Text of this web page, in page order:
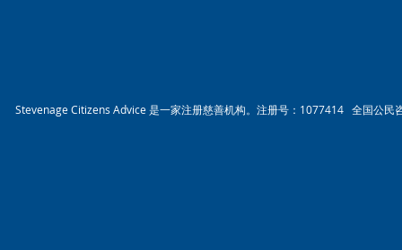
Stevenage Citizens Advice 是一家注册慈善机构。注册号：1077414 全国公民